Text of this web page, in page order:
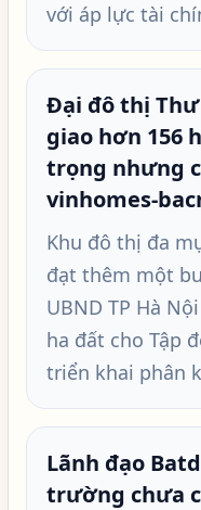
với áp lực tài
Đại đô thị
giao hơn 156
trọng nhưng
vinhomes-
Khu đô thị đa
đạt thêm một
UBND TP Hà
ha đất cho Tập
triển khai phân
Lãnh đạo
trường chưa